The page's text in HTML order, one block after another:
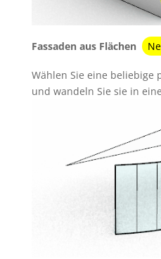
Fassaden aus Flächen
Wählen Sie eine beliebige
und wandeln Sie sie in